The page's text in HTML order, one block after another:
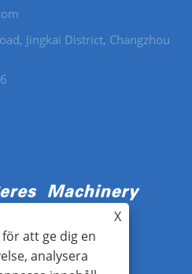
Jingkai District, Changzhou
X
att ge dig en
analysera